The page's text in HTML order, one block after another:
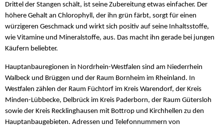
Drittel der Stangen schält, ist seine Zubereitung etwas einfacher. Der
höhere Gehalt an Chlorophyll, der ihn grün färbt, sorgt für einen
würzigeren Geschmack und wirkt sich positiv auf seine Inhaltsstoffe,
wie Vitamine und Mineralstoffe, aus. Das macht ihn gerade bei jungen
Käufern beliebter.
Hauptanbauregionen in Nordrhein-Westfalen sind am Niederrhein
Walbeck und Brüggen und der Raum Bornheim im Rheinland. In
Westfalen zählen der Raum Füchtorf im Kreis Warendorf, der Kreis
Minden-Lübbecke, Delbrück im Kreis Paderborn, der Raum Gütersloh
sowie der Kreis Recklinghausen mit Bottrop und Kirchhellen zu den
Hauptanbaugebieten. Adressen und Telefonnummern von